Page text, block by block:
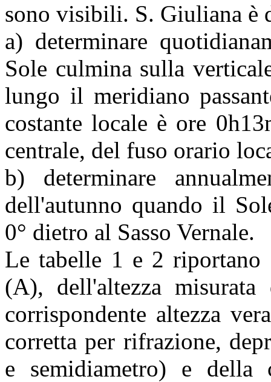
sono visibili. S. Giuliana è
a) determinare
Sole culmina sulla
lungo il meridiano
costante locale è ore
centrale, del fuso orario
b) determinare
dell'autunno quando il
0° dietro al Sasso Vernale.
Le tabelle 1 e 2
(A), dell'altezza
corrispondente altezza
corretta per rifrazione,
e semidiametro) e della